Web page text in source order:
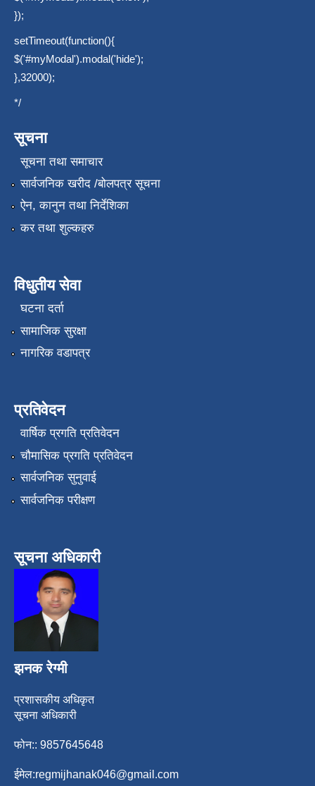
});
setTimeout(function(){
$('#myModal').modal('hide');
},32000);
*/
सूचना
सूचना तथा समाचार
सार्वजनिक खरीद /बोलपत्र सूचना
ऐन, कानुन तथा निर्देशिका
कर तथा शुल्कहरु
विधुतीय सेवा
घटना दर्ता
सामाजिक सुरक्षा
नागरिक वडापत्र
प्रतिवेदन
वार्षिक प्रगति प्रतिवेदन
चौमासिक प्रगति प्रतिवेदन
सार्वजनिक सुनुवाई
सार्वजनिक परीक्षण
सूचना अधिकारी
झनक रेग्मी
प्रशासकीय अधिकृत
सूचना अधिकारी
फोन:: 9857645648
ईमेल:regmijhanak046@gmail.com